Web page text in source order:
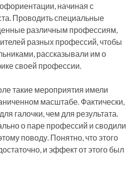
начиная с
Проводить специальные
различным профессиям,
разных профессий, чтобы
рассказывали им о
своей профессии.
такие мероприятия имели
масштабе. Фактически,
галочки, чем для результата.
о паре профессий и сводили
поводу. Понятно, что этого
и эффект от этого был